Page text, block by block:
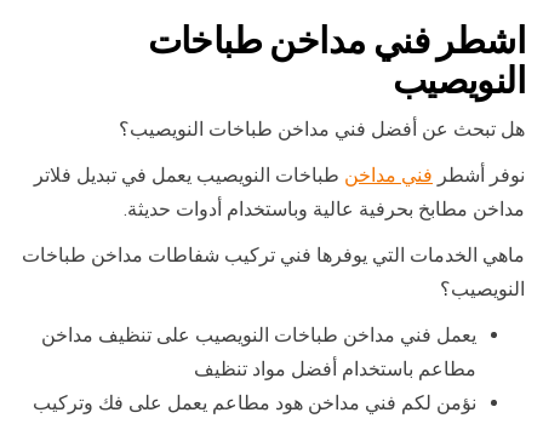
اشطر فني مداخن طباخات
النويصيب
هل تبحث عن أفضل فني مداخن طباخات النويصيب؟
نوفر أشطر فني مداخن طباخات النويصيب يعمل في تبديل فلاتر
مداخن مطابخ بحرفية عالية وباستخدام أدوات حديثة.
ماهي الخدمات التي يوفرها فني تركيب شفاطات مداخن طباخات
النويصيب؟
يعمل فني مداخن طباخات النويصيب على تنظيف مداخن
مطاعم باستخدام أفضل مواد تنظيف
نؤمن لكم فني مداخن هود مطاعم يعمل على فك وتركيب